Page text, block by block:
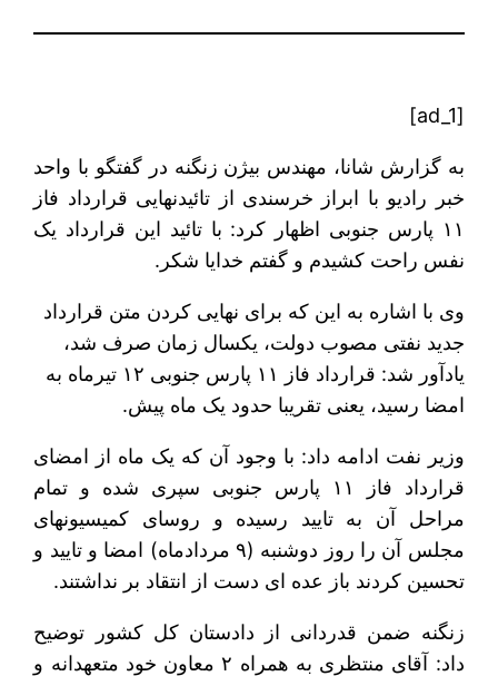
[ad_1]
به گزارش شانا، مهندس بیژن زنگنه در گفتگو با واحد
خبر رادیو با ابراز خرسندی از تائیدنهایی قرارداد فاز
۱۱ پارس جنوبی اظهار کرد: با تائید این قرارداد یک
نفس راحت کشیدم و گفتم خدایا شکر.
وی با اشاره به این که برای نهایی کردن متن قرارداد
جدید نفتی مصوب دولت، یکسال زمان صرف شد،
یادآور شد: قرارداد فاز ۱۱ پارس جنوبی ۱۲ تیرماه به
امضا رسید، یعنی تقریبا حدود یک ماه پیش.
وزیر نفت ادامه داد: با وجود آن که یک ماه از امضای
قرارداد فاز ۱۱ پارس جنوبی سپری شده و تمام
مراحل آن به تایید رسیده و روسای کمیسیونهای
مجلس آن را روز دوشنبه (۹ مردادماه) امضا و تایید و
تحسین کردند باز عده ای دست از انتقاد بر نداشتند.
زنگنه ضمن قدردانی از دادستان کل کشور توضیح
داد: آقای منتظری به همراه ۲ معاون خود متعهدانه و